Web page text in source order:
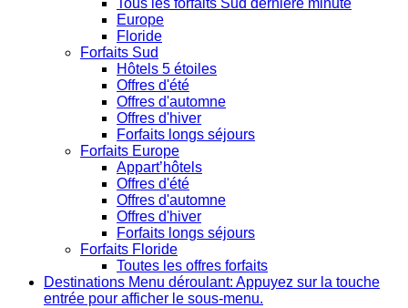
Tous les forfaits Sud dernière minute
Europe
Floride
Forfaits Sud
Hôtels 5 étoiles
Offres d'été
Offres d'automne
Offres d'hiver
Forfaits longs séjours
Forfaits Europe
Appart’hôtels
Offres d'été
Offres d'automne
Offres d'hiver
Forfaits longs séjours
Forfaits Floride
Toutes les offres forfaits
Destinations Menu déroulant: Appuyez sur la touche
entrée pour afficher le sous-menu.